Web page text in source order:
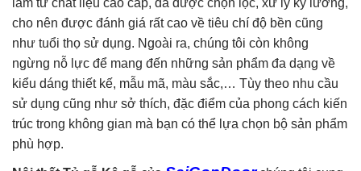
làm từ chất liệu cao cấp, đã được chọn lọc, xử lý kỹ lưỡng,
cho nên được đánh giá rất cao về tiêu chí độ bền cũng
như tuổi thọ sử dụng. Ngoài ra, chúng tôi còn không
ngừng nỗ lực để mang đến những sản phẩm đa dạng về
kiểu dáng thiết kế, mẫu mã, màu sắc,… Tùy theo nhu cầu
sử dụng cũng như sở thích, đặc điểm của phong cách kiến
trúc trong không gian mà bạn có thể lựa chọn bộ sản phẩm
phù hợp.